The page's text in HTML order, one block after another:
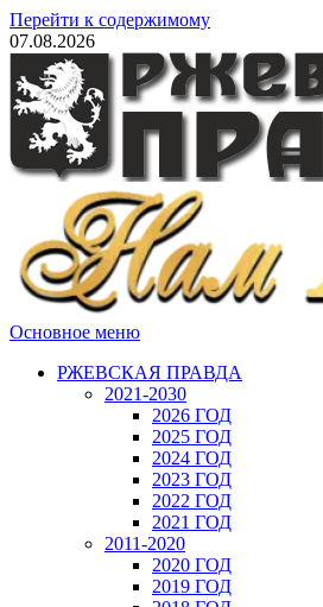
Перейти к содержимому
07.08.2026
Основное меню
РЖЕВСКАЯ ПРАВДА
2021-2030
2026 ГОД
2025 ГОД
2024 ГОД
2023 ГОД
2022 ГОД
2021 ГОД
2011-2020
2020 ГОД
2019 ГОД